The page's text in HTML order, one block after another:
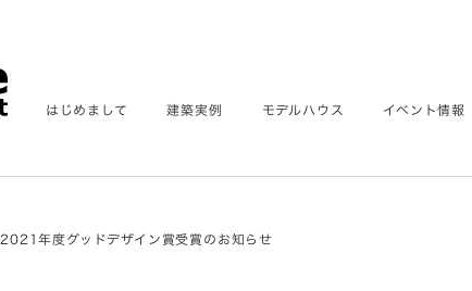
はじめまして 建築実例 モデルハウス イベント情報
2021年度グッドデザイン賞受賞のお知らせ